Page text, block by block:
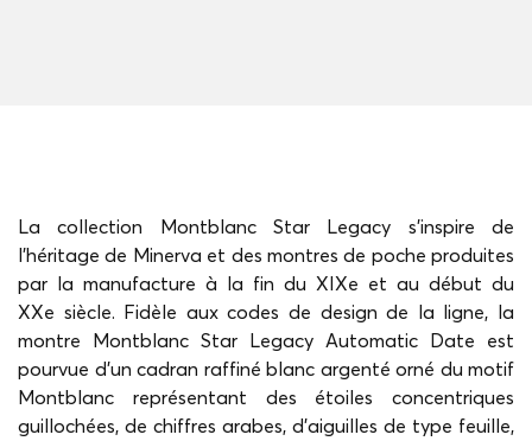
La collection Montblanc Star Legacy s’inspire de
l’héritage de Minerva et des montres de poche produites
par la manufacture à la fin du XIXe et au début du
XXe siècle. Fidèle aux codes de design de la ligne, la
montre Montblanc Star Legacy Automatic Date est
pourvue d'un cadran raffiné blanc argenté orné du motif
Montblanc représentant des étoiles concentriques
guillochées, de chiffres arabes, d'aiguilles de type feuille,